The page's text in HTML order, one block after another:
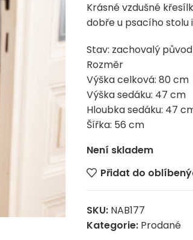
Krásné vzdušné
dobře u psacího stolu
Stav: zachovalý
Rozměr
Výška celková: 80 cm
Výška sedáku: 47 cm
Hloubka sedáku: 47
Šířka: 56 cm
Není skladem
Přidat do
SKU: NAB177
Kategorie: Prodané